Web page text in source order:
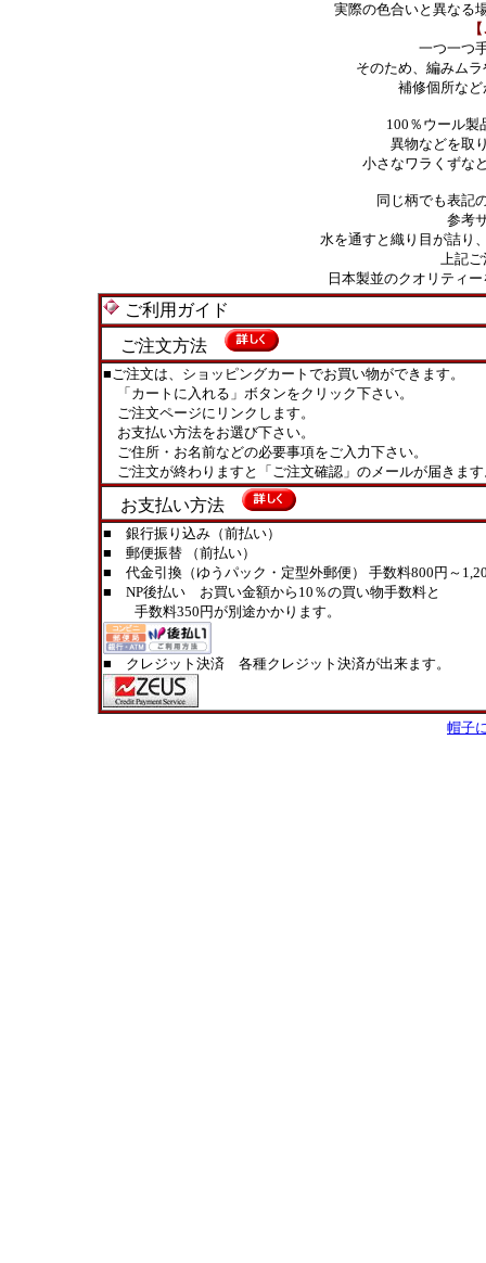
実際の色合いと異なる
一つ一つ
そのため、編みム
補修個所な
100％ウール製
異物などを取
小さなワラくずな
同じ柄でも表記
参考
水を通すと織り目が詰り
上記ご
日本製並のクオリティ
ご利用ガイド
ご注文方法
■ご注文は、ショッピングカートでお買い物ができます。
「カートに入れる」ボタンをクリック下さい。
ご注文ページにリンクします。
お支払い方法をお選び下さい。
ご住所・お名前などの必要事項をご入力下さい。
ご注文が終わりますと「ご注文確認」のメールが届きま
お支払い方法
■ 銀行振り込み（前払い）
■ 郵便振替 （前払い）
■ 代金引換（ゆうパック・定型外郵便） 手数料800円～
■ NP後払い お買い金額から10％の買い物手数料と
手数料350円が別途かかります。
■ クレジット決済 各種クレジット決済が出来ます。
帽子